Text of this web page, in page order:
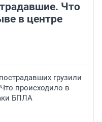
Что
в центре
грузили
происходило в
БПЛА